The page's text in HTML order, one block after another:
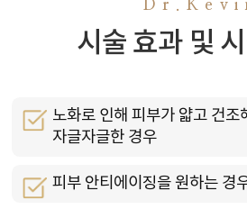
시술 효과 및
노화로 인해 피부가 얇고 건조
자글자글한 경우
피부 안티에이징을 원하는 경